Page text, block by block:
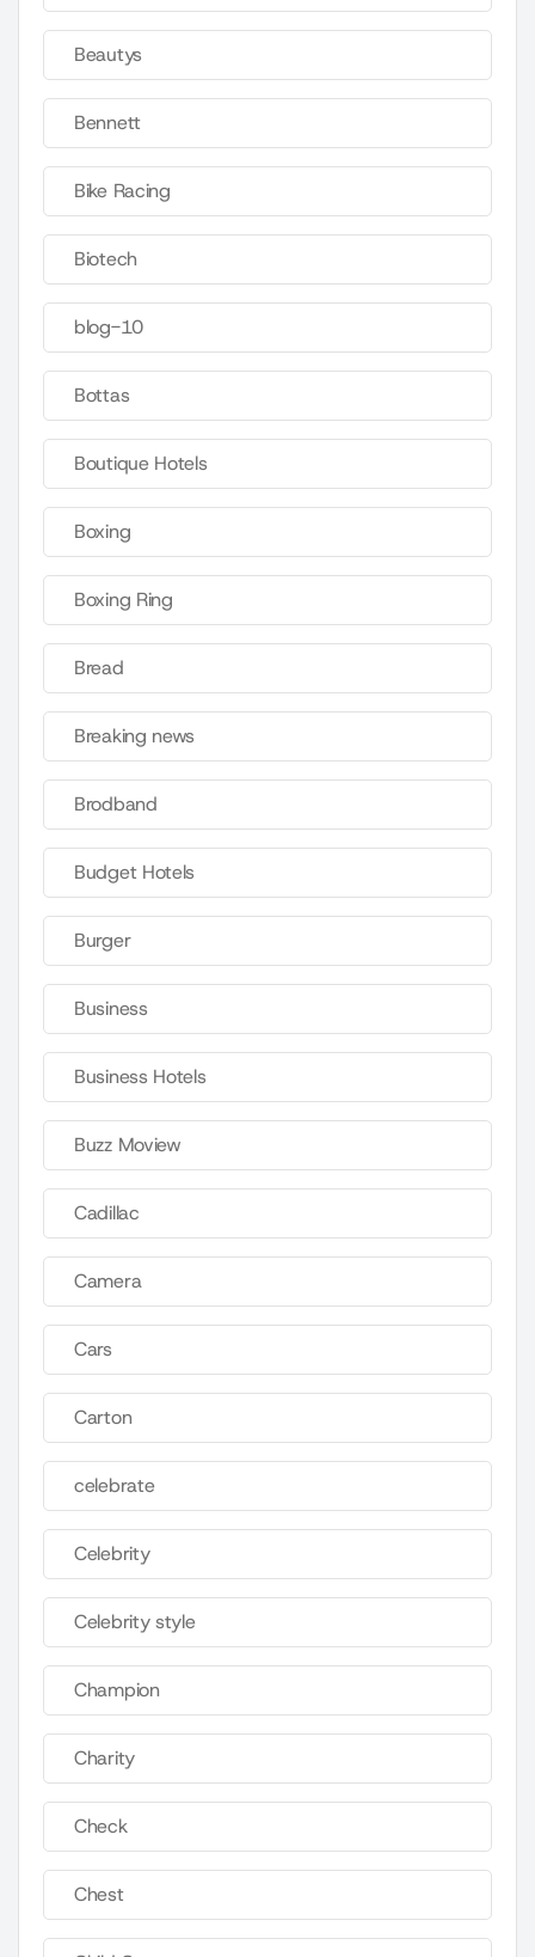
Beautys
Bennett
Bike Racing
Biotech
blog-10
Bottas
Boutique Hotels
Boxing
Boxing Ring
Bread
Breaking news
Brodband
Budget Hotels
Burger
Business
Business Hotels
Buzz Moview
Cadillac
Camera
Cars
Carton
celebrate
Celebrity
Celebrity style
Champion
Charity
Check
Chest